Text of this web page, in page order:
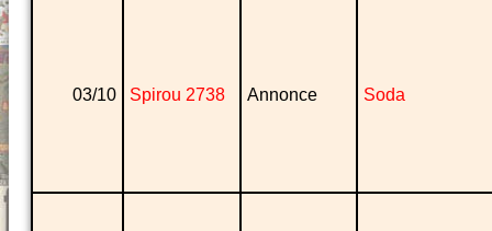
03/10 Spirou 2738 Annonce Soda